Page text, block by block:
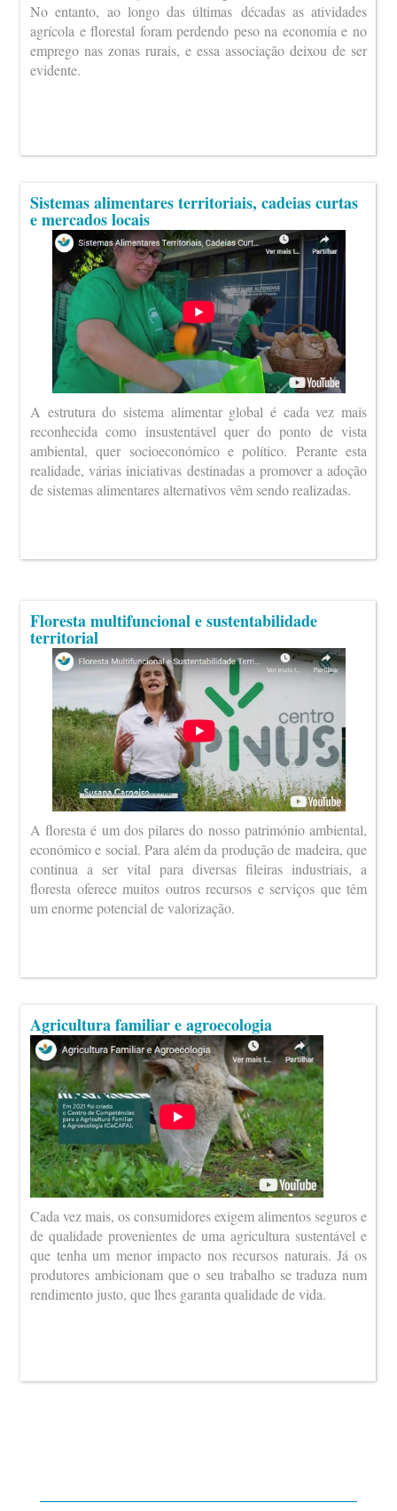
No entanto, ao longo das últimas décadas as atividades
agrícola e florestal foram perdendo peso na economia e no
emprego nas zonas rurais, e essa associação deixou de ser
evidente.
Sistemas alimentares territoriais, cadeias curtas
e mercados locais
A estrutura do sistema alimentar global é cada vez mais
reconhecida como insustentável quer do ponto de vista
ambiental, quer socioeconómico e político. Perante esta
realidade, várias iniciativas destinadas a promover a adoção
de sistemas alimentares alternativos vêm sendo realizadas.
Floresta multifuncional e sustentabilidade
territorial
A floresta é um dos pilares do nosso património ambiental,
económico e social. Para além da produção de madeira, que
continua a ser vital para diversas fileiras industriais, a
floresta oferece muitos outros recursos e serviços que têm
um enorme potencial de valorização.
Agricultura familiar e agroecologia
Cada vez mais, os consumidores exigem alimentos seguros e
de qualidade provenientes de uma agricultura sustentável e
que tenha um menor impacto nos recursos naturais. Já os
produtores ambicionam que o seu trabalho se traduza num
rendimento justo, que lhes garanta qualidade de vida.